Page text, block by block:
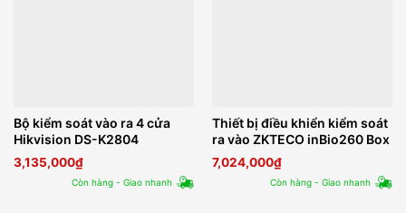
Bộ kiểm soát vào ra 4 cửa
Hikvision DS-K2804
3,135,000₫
Còn hàng - Giao nhanh
Thiết bị điều khiển kiểm soát
ra vào ZKTECO inBio260 Box
7,024,000₫
Còn hàng - Giao nhanh